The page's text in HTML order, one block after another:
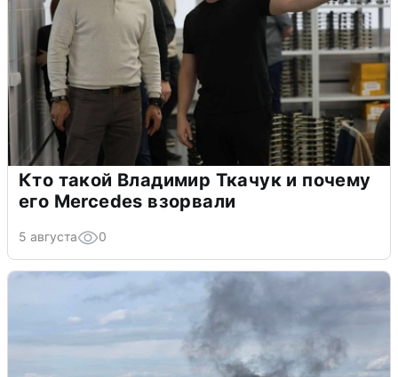
Кто такой Владимир Ткачук и почему
его Mercedes взорвали
5 августа 0